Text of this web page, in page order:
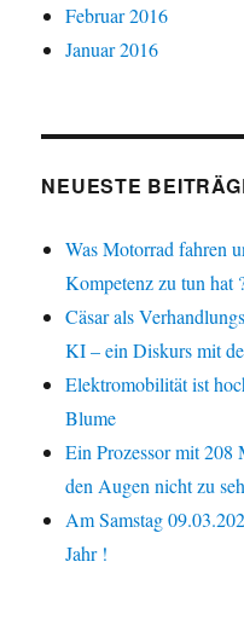
Februar 2016
Januar 2016
NEUESTE
Was Motorrad fahren
Kompetenz zu tun hat
Cäsar als
KI – ein Diskurs mit
Elektromobilität ist
Blume
Ein Prozessor mit 208
den Augen nicht zu
Am Samstag
Jahr !